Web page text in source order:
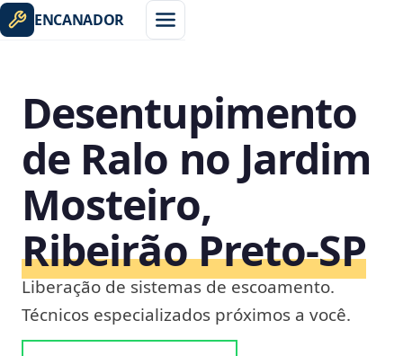
ENCANADOR
Desentupimento
de Ralo no Jardim
Mosteiro,
Ribeirão Preto‑SP
Liberação de sistemas de escoamento.
Técnicos especializados próximos a você.